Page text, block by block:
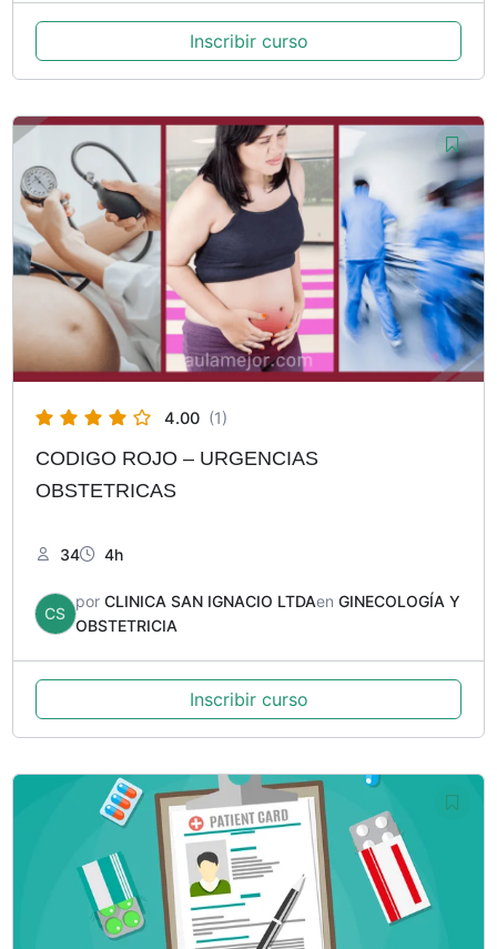
Inscribir curso
4.00 (1)
CODIGO ROJO – URGENCIAS
OBSTETRICAS
34 4h
CS
por CLINICA SAN IGNACIO LTDAen GINECOLOGÍA Y
OBSTETRICIA
Inscribir curso